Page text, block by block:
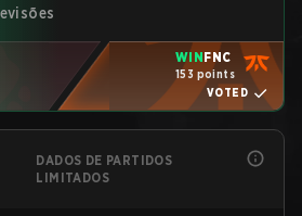
WINFNC
153 points
VOTED
DADOS DE PARTIDOS
LIMITADOS